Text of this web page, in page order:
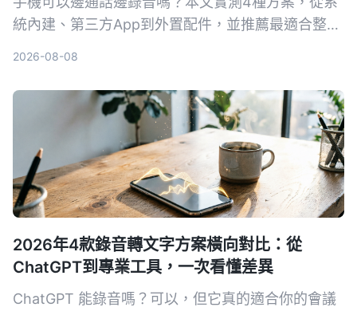
統內建、第三方App到外置配件，並推薦最適合整理
2026-08-08
2026年4款錄音轉文字方案橫向對比：從
ChatGPT到專業工具，一次看懂差異
ChatGPT 能錄音嗎？可以，但它真的適合你的會議